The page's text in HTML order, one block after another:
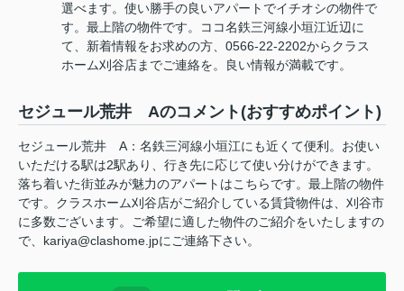
選べます。使い勝手の良いアパートでイチオシの物件で
す。最上階の物件です。ココ名鉄三河線小垣江近辺に
て、新着情報をお求めの方、0566-22-2202からクラス
ホーム刈谷店までご連絡を。良い情報が満載です。
セジュール荒井 Aのコメント(おすすめポイント)
セジュール荒井 A：名鉄三河線小垣江にも近くて便利。お使い
いただける駅は2駅あり、行き先に応じて使い分けができます。
落ち着いた街並みが魅力のアパートはこちらです。最上階の物件
です。クラスホーム刈谷店がご紹介している賃貸物件は、刈谷市
に多数ございます。ご希望に適した物件のご紹介をいたしますの
で、kariya@clashome.jpにご連絡下さい。